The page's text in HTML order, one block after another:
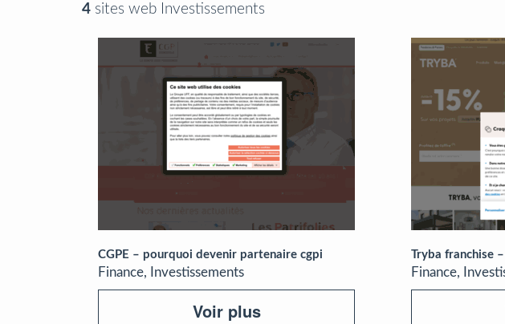
4 sites web Investissements
CGPE – pourquoi devenir partenaire cgpi
Finance, Investissements
Voir plus
Tryba franchise
Finance,